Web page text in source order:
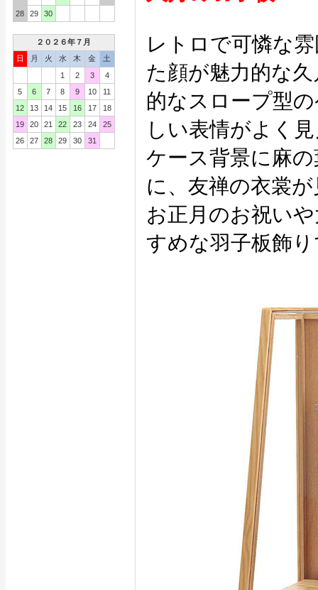
28
29 30
２０２６年７月
日
月 火 水 木 金
土
1
2 3
4
5
6 7 8 9 10
11
12
13 14 15 16 17
18
19
20 21 22 23 24
25
26
27 28 29 30 31
レトロで可憐な
た顔が魅力的な
的なスロープ型
しい表情がよく
ケース背景に麻
に、友禅の衣裳
お正月のお祝い
すめな羽子板飾